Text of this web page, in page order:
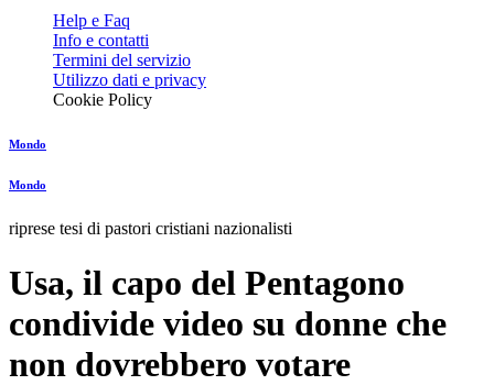
Help e Faq
Info e contatti
Termini del servizio
Utilizzo dati e privacy
Cookie Policy
Mondo
Mondo
riprese tesi di pastori cristiani nazionalisti
Usa, il capo del Pentagono
condivide video su donne che
non dovrebbero votare